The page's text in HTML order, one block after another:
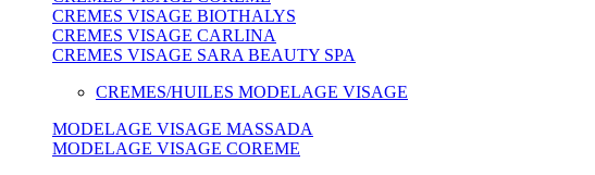
CREMES VISAGE BIOTHALYS
CREMES VISAGE CARLINA
CREMES VISAGE SARA BEAUTY SPA
CREMES/HUILES MODELAGE VISAGE
MODELAGE VISAGE MASSADA
MODELAGE VISAGE COREME